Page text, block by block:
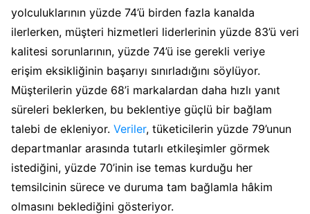
yolculuklarının yüzde 74’ü birden fazla kanalda
ilerlerken, müşteri hizmetleri liderlerinin yüzde 83’ü veri
kalitesi sorunlarının, yüzde 74’ü ise gerekli veriye
erişim eksikliğinin başarıyı sınırladığını söylüyor.
Müşterilerin yüzde 68’i markalardan daha hızlı yanıt
süreleri beklerken, bu beklentiye güçlü bir bağlam
talebi de ekleniyor. Veriler, tüketicilerin yüzde 79’unun
departmanlar arasında tutarlı etkileşimler görmek
istediğini, yüzde 70’inin ise temas kurduğu her
temsilcinin sürece ve duruma tam bağlamla hâkim
olmasını beklediğini gösteriyor.